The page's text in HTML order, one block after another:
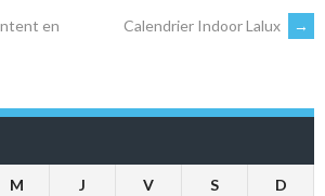
en
Calendrier Indoor Lalux →
M J V S D